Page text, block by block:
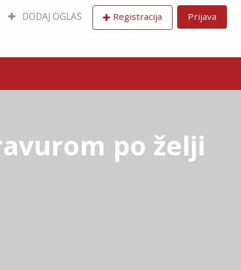
DODAJ OGLAS Registracija Prijava
po želji